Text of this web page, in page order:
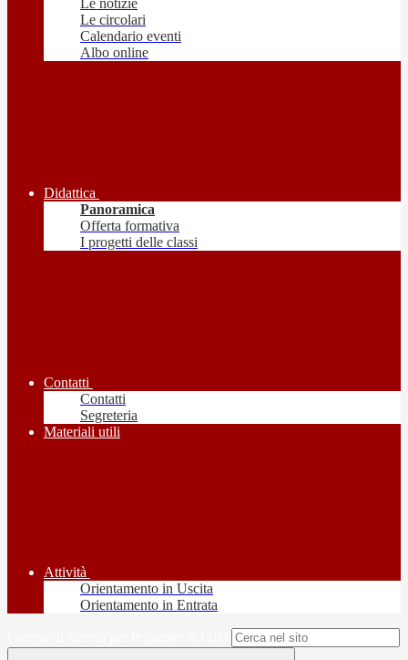
Le notizie
Le circolari
Calendario eventi
Albo online
Didattica
Panoramica
Offerta formativa
I progetti delle classi
Contatti
Contatti
Segreteria
Materiali utili
Attività
Orientamento in Uscita
Orientamento in Entrata